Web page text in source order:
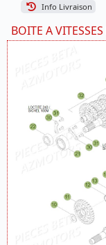
Info Livraison
BOITE A VITESSES